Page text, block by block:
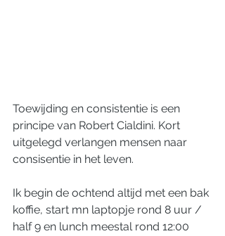
Toewijding en consistentie is een
principe van Robert Cialdini. Kort
uitgelegd verlangen mensen naar
consisentie in het leven.
Ik begin de ochtend altijd met een bak
koffie, start mn laptopje rond 8 uur /
half 9 en lunch meestal rond 12:00